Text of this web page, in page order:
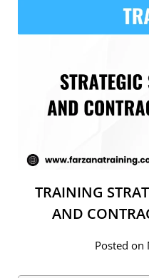
TRAINING
AND
Posted on